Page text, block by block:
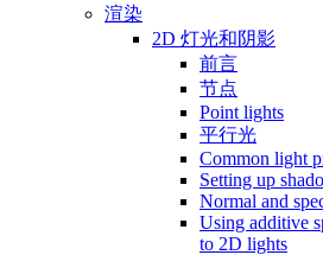
渲染
2D 灯光和阴影
前言
节点
Point lights
平行光
Common light
Setting up
Normal and
Using additive
to 2D lights